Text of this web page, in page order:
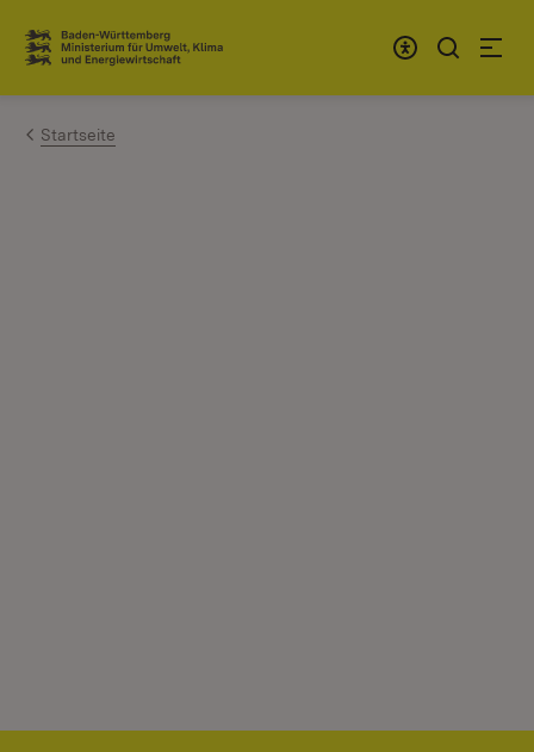
Zum Inhalt springen
Link zur Startseite
Startseite